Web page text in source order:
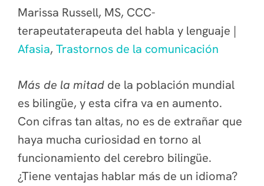
Marissa Russell, MS, CCC-
terapeutaterapeuta del habla y lenguaje |
Afasia, Trastornos de la comunicación
Más de la mitad de la población mundial
es bilingüe, y esta cifra va en aumento.
Con cifras tan altas, no es de extrañar que
haya mucha curiosidad en torno al
funcionamiento del cerebro bilingüe.
¿Tiene ventajas hablar más de un idioma?